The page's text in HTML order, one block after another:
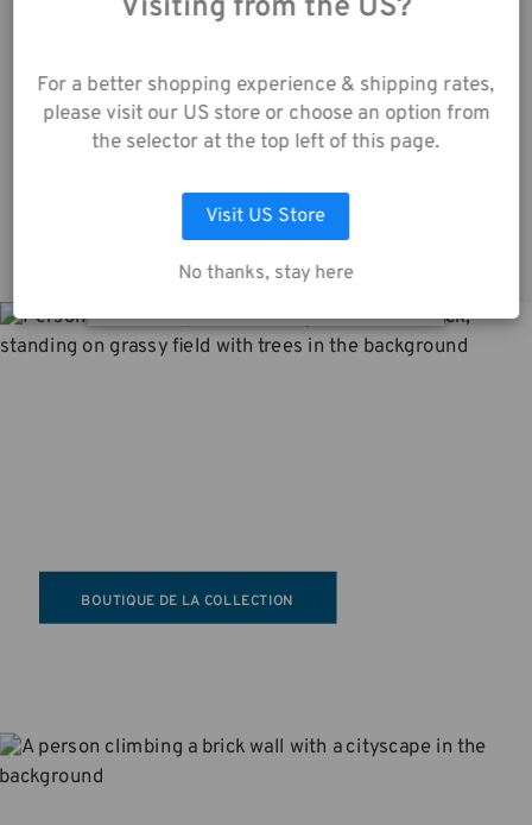
Tools Porte cartes SD 9 - Bleu
23,00€
BOUTIQUE DE LA COLLECTION
collecte de données
notreAvis de
Confidentialité.
LAISSEZ MOI CHOISIR
ACCEPTER TOUS LES COOKIES
Visiting from the US?
For a better shopping experience & shipping rates,
please visit our US store or choose an option from
the selector at the top left of this page.
Visit US Store
No thanks, stay here